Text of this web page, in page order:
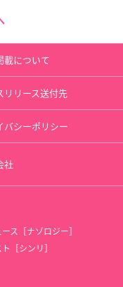
載について
リリース送付先
バシーポリシー
社
ス［ナゾロジー］
［シンリ］